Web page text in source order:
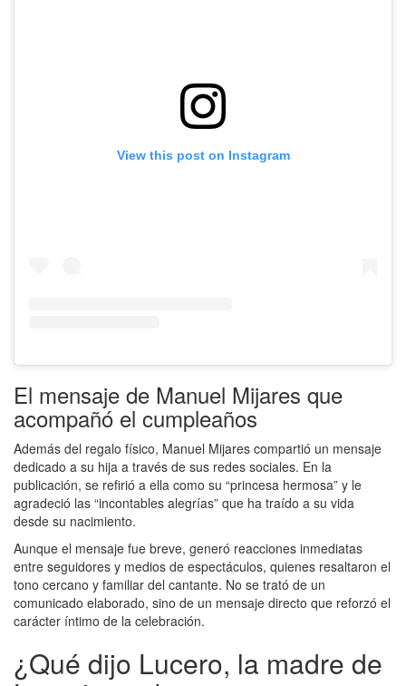
View this post on Instagram
El mensaje de Manuel Mijares que
acompañó el cumpleaños
Además del regalo físico, Manuel Mijares compartió un mensaje
dedicado a su hija a través de sus redes sociales. En la
publicación, se refirió a ella como su “princesa hermosa” y le
agradeció las “incontables alegrías” que ha traído a su vida
desde su nacimiento.
Aunque el mensaje fue breve, generó reacciones inmediatas
entre seguidores y medios de espectáculos, quienes resaltaron el
tono cercano y familiar del cantante. No se trató de un
comunicado elaborado, sino de un mensaje directo que reforzó el
carácter íntimo de la celebración.
¿Qué dijo Lucero, la madre de